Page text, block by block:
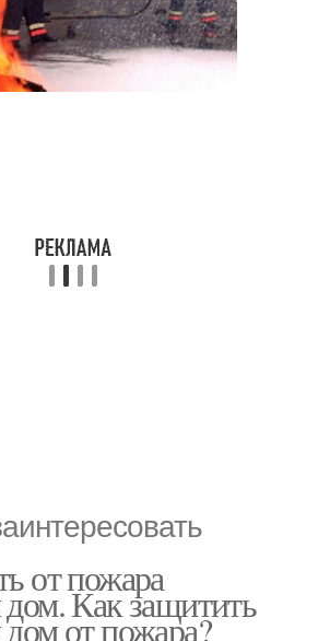
от пожара
Как защитить
от пожара?